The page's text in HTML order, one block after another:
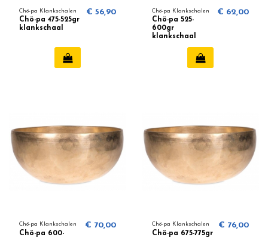
Chö-pa Klankschalen
Chö-pa 475-525gr
klankschaal
€ 56,90 Chö-pa Klankschalen
Chö-pa 525-
600gr
klankschaal
€ 62,00
Chö-pa Klankschalen
Chö-pa 600-
€ 70,00 Chö-pa Klankschalen
Chö-pa 675-775gr
€ 76,00